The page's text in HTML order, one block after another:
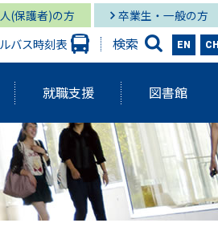
(保護者)の方 卒業生・一般の方
バス時刻表 検索 EN CH
グローバル
スタディーズ学部
学出版会
研究に関する報告書
バルスタディーズ学部
就職支援
報学部 就職状況
バルスタディーズ学部 就職状況
図書館
ャンパス図書館
ャンパス メディア・サービス